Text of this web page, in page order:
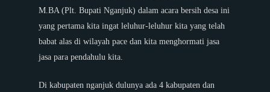
M.BA (Plt. Bupati Nganjuk) dalam acara bersih desa ini
yang pertama kita ingat leluhur-leluhur kita yang telah
babat alas di wilayah pace dan kita menghormati jasa
jasa para pendahulu kita.
Di kabupaten nganjuk dulunya ada 4 kabupaten dan